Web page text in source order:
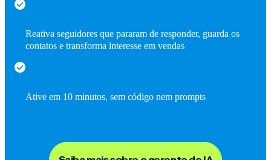
Reativa seguidores que pararam de responder, guarda os
contatos e transforma interesse em vendas
Ative em 10 minutos, sem código nem prompts